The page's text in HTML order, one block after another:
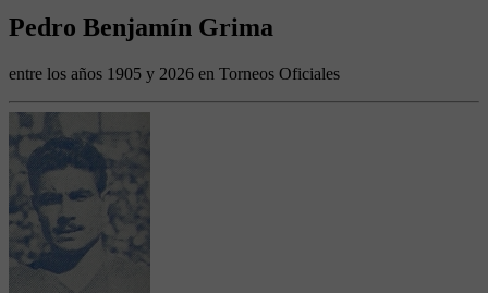
Pedro Benjamín Grima
entre los años 1905 y 2026 en Torneos Oficiales